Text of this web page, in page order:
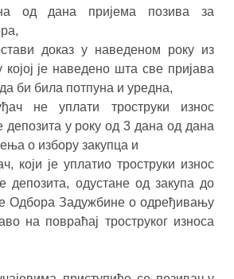
од дана пријема позива за
доказ у наведеном року из
је наведено шта све пријавa
би била потпуна и уредна,
не уплати троструки износ
депозита у року од 3 дана од дана
о избору закупца и
који је уплатио троструки износ
депозита, одустане од закупа до
Одбора Задужбине о одређивању
на повраћај троструког износа